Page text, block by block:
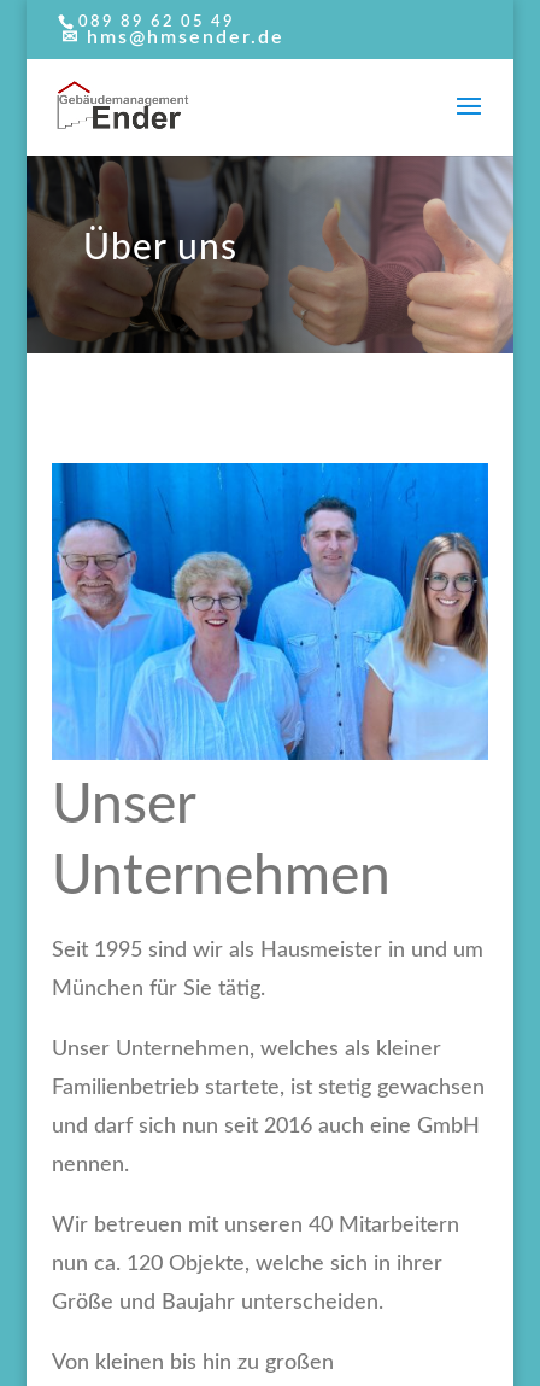
089 89 62 05 49
Über uns
Unser
Unternehmen
Seit 1995 sind wir als Hausmeister in und um
München für Sie tätig.
Unser Unternehmen, welches als kleiner
Familienbetrieb startete, ist stetig gewachsen
und darf sich nun seit 2016 auch eine GmbH
nennen.
Wir betreuen mit unseren 40 Mitarbeitern
nun ca. 120 Objekte, welche sich in ihrer
Größe und Baujahr unterscheiden.
Von kleinen bis hin zu großen